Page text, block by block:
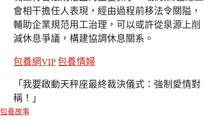
會相干擔任人表現，經由過程前移法令關隘，
輔助企業規范用工治理，可以或許從泉源上削
減休息爭議，構建協調休息關系。
包養網VIP包養情婦
「我要啟動天秤座最終裁決儀式：強制愛情對
稱！」
包養故事